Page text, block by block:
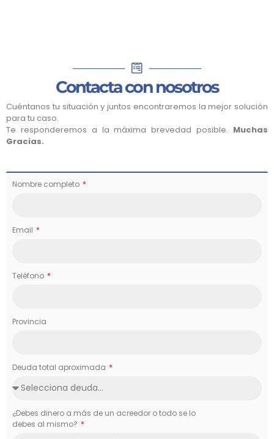
Contacta con nosotros
Cuéntanos tu situación y juntos encontraremos la mejor solución
para tu caso.
Te responderemos a la máxima brevedad posible. Muchas
Gracias.
Nombre completo
Email
Teléfono
Provincia
Deuda total aproximada
¿Debes dinero a más de un acreedor o todo se lo
debes al mismo?